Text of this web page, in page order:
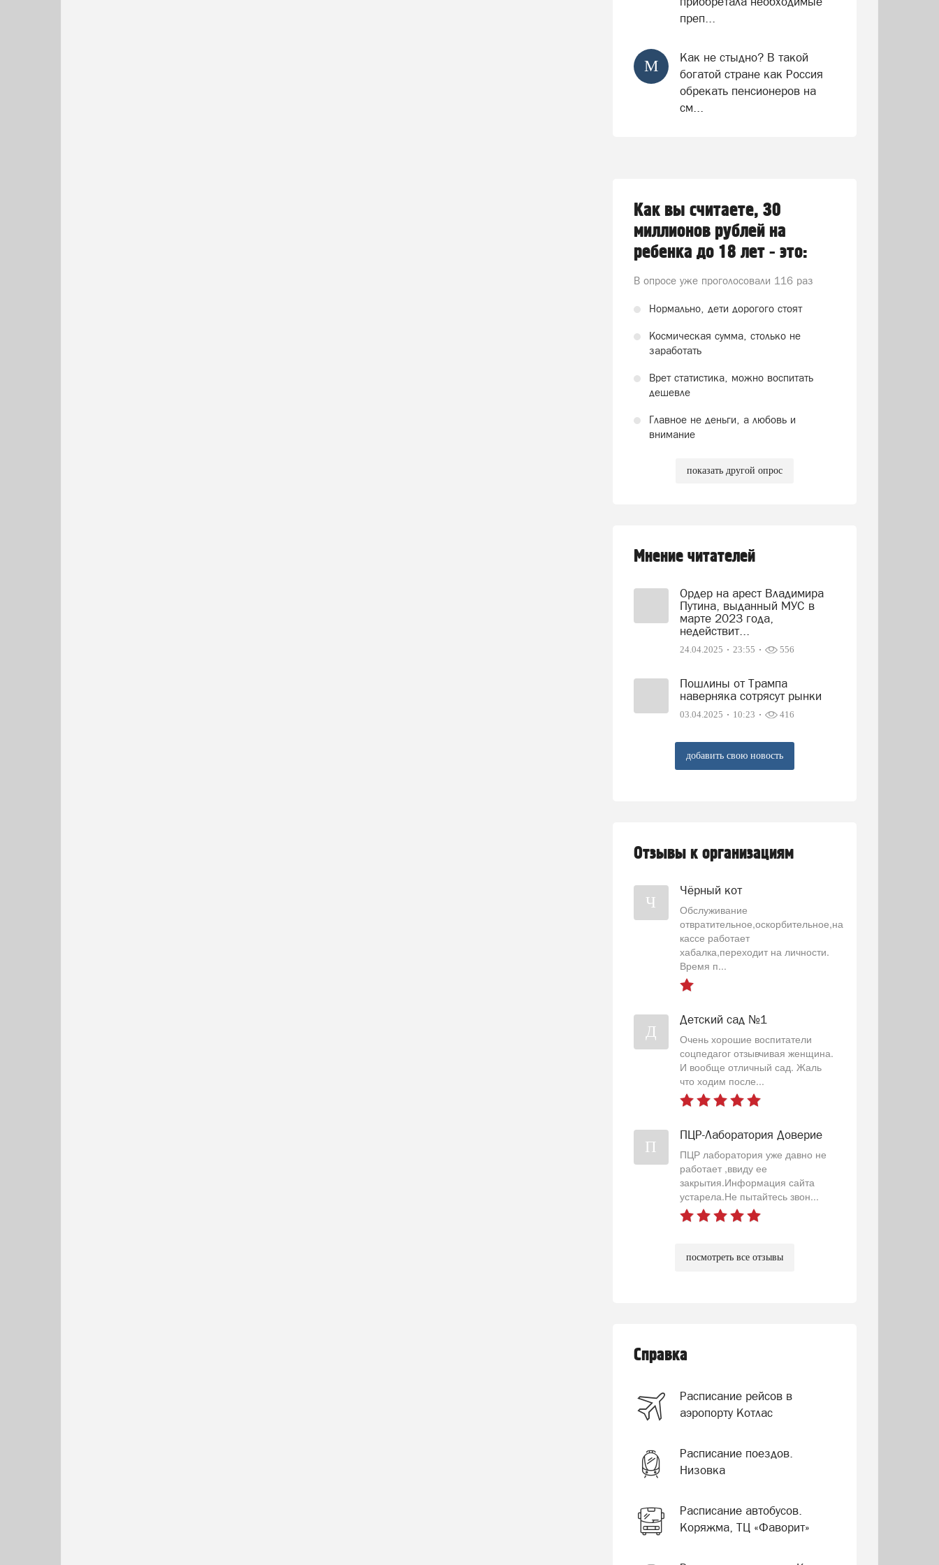
преп...
М
Как не стыдно? В такой
богатой стране как Россия
обрекать пенсионеров на
см...
Как вы считаете, 30
миллионов рублей на
ребенка до 18 лет - это:
В опросе уже проголосовали 116 раз
Нормально, дети дорогого стоят
Космическая сумма, столько не
заработать
Врет статистика, можно воспитать
дешевле
Главное не деньги, а любовь и
внимание
показать другой опрос
Мнение читателей
Ордер на арест Владимира
Путина, выданный МУС в
марте 2023 года,
недействит...
24.04.2025 23:55 556
Пошлины от Трампа
наверняка сотрясут рынки
03.04.2025 10:23 416
добавить свою новость
Отзывы к организациям
Ч
Чёрный кот
Обслуживание
отвратительное,оскорбительное,на
кассе работает
хабалка,переходит на личности.
Время п...
Д
Детский сад №1
Очень хорошие воспитатели
соцпедагог отзывчивая женщина.
И вообще отличный сад. Жаль
что ходим после...
П
ПЦР-Лаборатория Доверие
ПЦР лаборатория уже давно не
работает ,ввиду ее
закрытия.Информация сайта
устарела.Не пытайтесь звон...
посмотреть все отзывы
Справка
Расписание рейсов в
аэропорту Котлас
Расписание поездов.
Низовка
Расписание автобусов.
Коряжма, ТЦ «Фаворит»